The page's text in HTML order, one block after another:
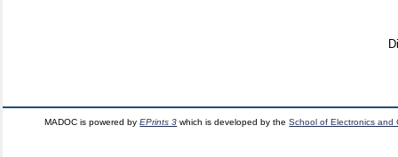
MADOC is powered byEPrints 3 which is developed by theSchool of Electronics and